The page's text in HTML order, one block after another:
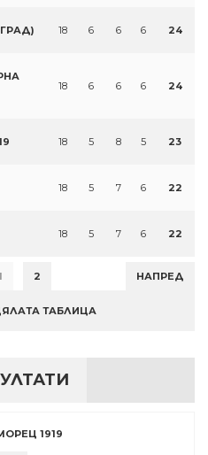
18 6 6 6 24
18 6 6 6 24
18 5 8 5 23
18 5 7 6 22
18 5 7 6 22
2 НАПРЕД
ТАБЛИЦА
1919